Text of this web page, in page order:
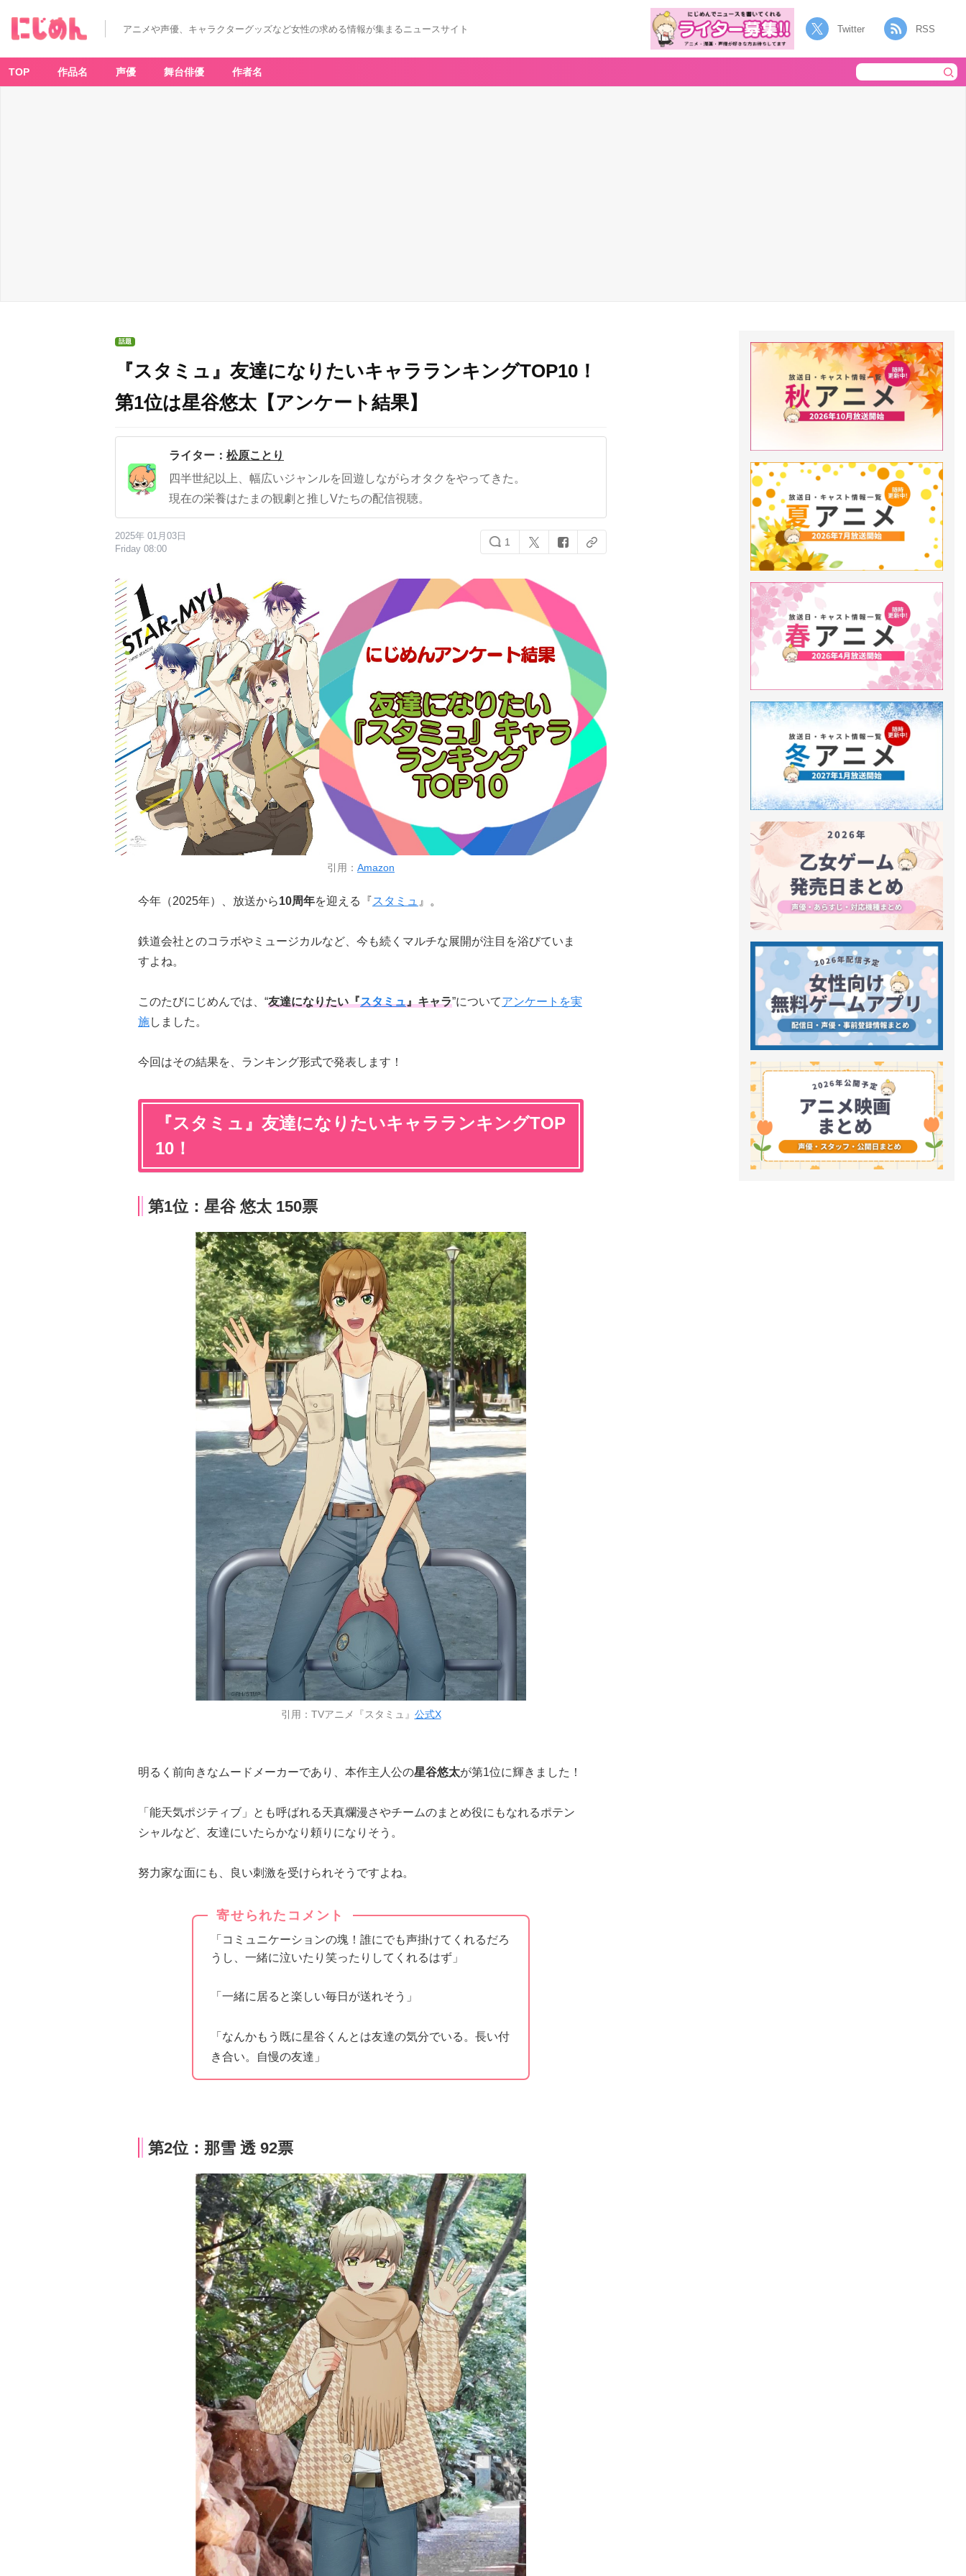
アニメや声優、キャラクターグッズなど女性の求める情報が集まるニュースサイト Twitter RSS
TOP 作品名 声優 舞台俳優 作者名
話題
『スタミュ』友達になりたいキャラランキングTOP10！
第1位は星谷悠太【アンケート結果】
ライター： 松原ことり
四半世紀以上、幅広いジャンルを回遊しながらオタクをやってきた。
現在の栄養はたまの観劇と推しVたちの配信視聴。
2025年 01月03日
Friday 08:00
1
引用： Amazon
今年（2025年）、放送から10周年を迎える『スタミュ 』。
鉄道会社とのコラボやミュージカルなど、今も続くマルチな展開が注目を浴びていま
すよね。
このたびにじめんでは、“友達になりたい『スタミュ』キャラ”についてアンケートを実
施しました。
今回はその結果を、ランキング形式で発表します！
『スタミュ』友達になりたいキャラランキングTOP
10！
第1位：星谷 悠太 150票
引用：TVアニメ『スタミュ』 公式X
明るく前向きなムードメーカーであり、本作主人公の星谷悠太が第1位に輝きました！
「能天気ポジティブ」とも呼ばれる天真爛漫さやチームのまとめ役にもなれるポテン
シャルなど、友達にいたらかなり頼りになりそう。
努力家な面にも、良い刺激を受けられそうですよね。
寄せられたコメント
「コミュニケーションの塊！誰にでも声掛けてくれるだろ
うし、一緒に泣いたり笑ったりしてくれるはず」
「一緒に居ると楽しい毎日が送れそう」
「なんかもう既に星谷くんとは友達の気分でいる。長い付
き合い。自慢の友達」
第2位：那雪 透 92票